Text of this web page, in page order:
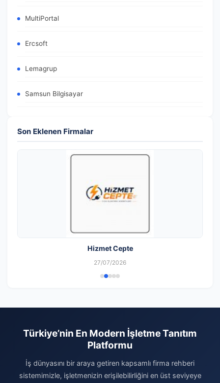
MultiPortal
Ercsoft
Lemagrup
Samsun Bilgisayar
Son Eklenen Firmalar
Hizmet Cepte
27/07/2026
Türkiye’nin En Modern İşletme Tanıtım
Platformu
İş dünyasını bir araya getiren kapsamlı firma rehberi
sistemimizle, işletmenizin erişilebilirliğini en üst seviyeye